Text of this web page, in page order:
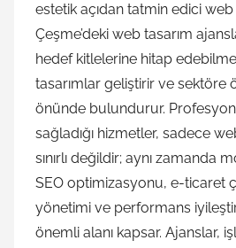
estetik açıdan tatmin edici web
Çeşme’deki web tasarım
hedef kitlelerine hitap
tasarımlar geliştirir ve sektöre
önünde bulundurur.
sağladığı hizmetler, sadece
sınırlı değildir; aynı zamanda
SEO optimizasyonu, e-ticaret
yönetimi ve performans
önemli alanı kapsar. Ajanslar,